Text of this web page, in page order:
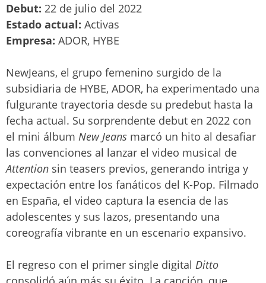
Debut: 22 de julio del 2022
Estado actual: Activas
Empresa: ADOR, HYBE
NewJeans, el grupo femenino surgido de la
subsidiaria de HYBE, ADOR, ha experimentado una
fulgurante trayectoria desde su predebut hasta la
fecha actual. Su sorprendente debut en 2022 con
el mini álbum New Jeans marcó un hito al desafiar
las convenciones al lanzar el video musical de
Attention sin teasers previos, generando intriga y
expectación entre los fanáticos del K-Pop. Filmado
en España, el video captura la esencia de las
adolescentes y sus lazos, presentando una
coreografía vibrante en un escenario expansivo.
El regreso con el primer single digital Ditto